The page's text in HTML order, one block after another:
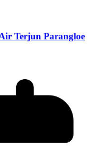
Terjun Parangloe